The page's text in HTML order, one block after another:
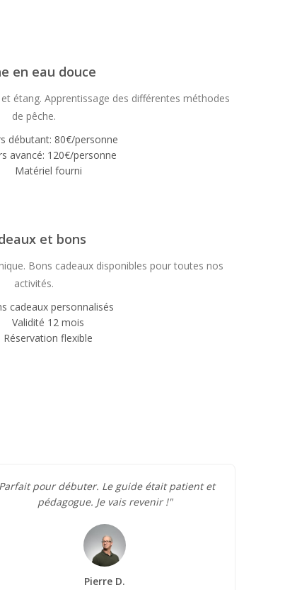
en eau douce
étang. Apprentissage des différentes méthodes
de pêche.
débutant: 80€/personne
avancé: 120€/personne
Matériel fourni
et bons
Bons cadeaux disponibles pour toutes nos
activités.
cadeaux personnalisés
Validité 12 mois
Réservation flexible
pour débuter. Le guide était patient et
pédagogue. Je vais revenir !"
Pierre D.